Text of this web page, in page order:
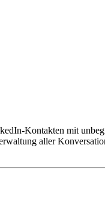
Kontakten mit
aller